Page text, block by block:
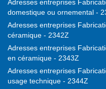
Adresses entreprises
domestique ou ornemental -
Adresses entreprises
céramique - 2342Z
Adresses entreprises
en céramique - 2343Z
Adresses entreprises
usage technique - 2344Z